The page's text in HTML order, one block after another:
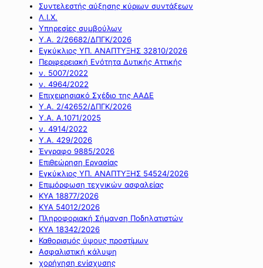
Συντελεστής αύξησης κύριων συντάξεων
Λ.Ι.Χ.
Υπηρεσίες συμβούλων
Υ.Α. 2/26682/ΔΠΓΚ/2026
Εγκύκλιος ΥΠ. ΑΝΑΠΤΥΞΗΣ 32810/2026
Περιφερειακή Ενότητα Δυτικής Αττικής
ν. 5007/2022
ν. 4964/2022
Επιχειρησιακό Σχέδιο της ΑΑΔΕ
Υ.Α. 2/42652/ΔΠΓΚ/2026
Υ.Α. Α.1071/2025
ν. 4914/2022
Υ.Α. 429/2026
Έγγραφο 9885/2026
Επιθεώρηση Εργασίας
Εγκύκλιος ΥΠ. ΑΝΑΠΤΥΞΗΣ 54524/2026
Επιμόρφωση τεχνικών ασφαλείας
ΚΥΑ 18877/2026
ΚΥΑ 54012/2026
Πληροφοριακή Σήμανση Ποδηλατιστών
ΚΥΑ 18342/2026
Καθορισμός ύψους προστίμων
Ασφαλιστική κάλυψη
χορήγηση ενίσχυσης